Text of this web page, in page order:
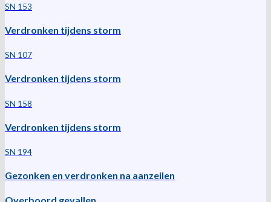
SN 153
Verdronken tijdens storm
SN 107
Verdronken tijdens storm
SN 158
Verdronken tijdens storm
SN 194
Gezonken en verdronken na aanzeilen